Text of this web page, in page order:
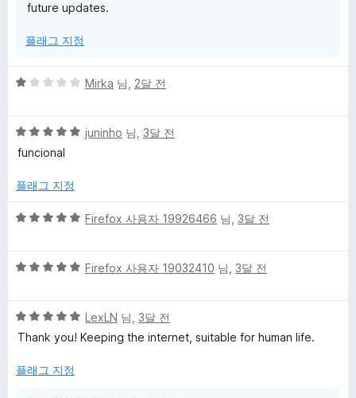
future updates.
플래그 지정
5
점
에
점
Mirka 님, 2달 전
5
점
점
5
juninho 님, 3달 전
funcional
플래그 지정
5
점
점
Firefox 사용자 19926466 님, 3달 전
5
점
에
점
Firefox 사용자 19032410 님, 3달 전
5
점
점
LexLN 님, 3달 전
Thank you! Keeping the internet, suitable for human life.
플래그 지정